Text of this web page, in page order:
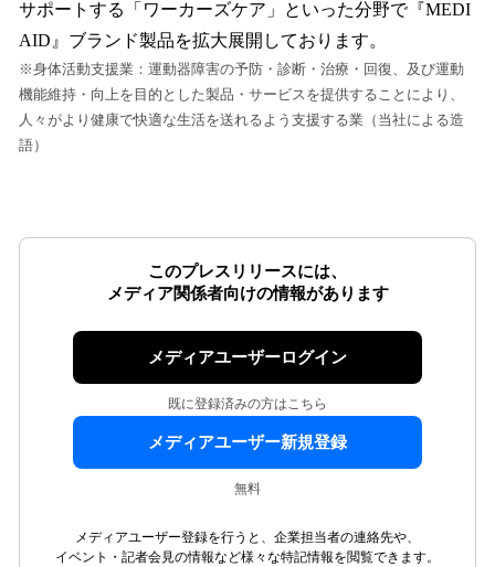
サポートする「ワーカーズケア」といった分野で『MEDI
AID』ブランド製品を拡大展開しております。
※身体活動支援業：運動器障害の予防・診断・治療・回復、及び運動
機能維持・向上を目的とした製品・サービスを提供することにより、
人々がより健康で快適な生活を送れるよう支援する業（当社による造
語）
このプレスリリースには、
メディア関係者向けの情報があります
メディアユーザーログイン
既に登録済みの方はこちら
メディアユーザー新規登録
無料
メディアユーザー登録を行うと、企業担当者の連絡先や、
イベント・記者会見の情報など様々な特記情報を閲覧できます。